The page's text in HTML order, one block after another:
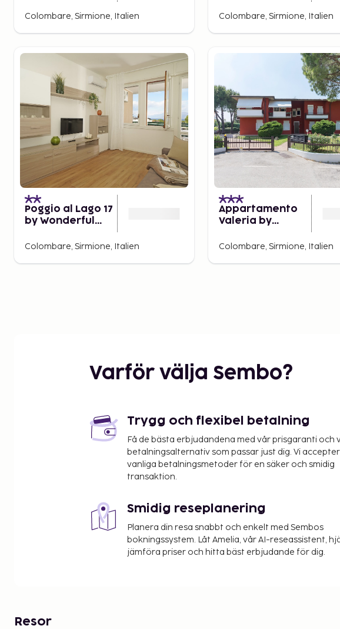
Colombare, Sirmione, Italien Colombare, Sirmione, Italien
Poggio al Lago 17
by Wonderful
Colombare, Sirmione, Italien
Appartamento
Valeria by
Colombare, Sirmione, Italien
Varför välja Sembo?
Trygg och flexibel betalning
Få de bästa erbjudandena med vår prisgaranti och
betalningsalternativ som passar just dig. Vi
vanliga betalningsmetoder för en säker och smidig
transaktion.
Smidig reseplanering
Planera din resa snabbt och enkelt med Sembos
bokningssystem. Låt Amelia, vår AI-reseassistent,
jämföra priser och hitta bäst erbjudande för dig.
Resor